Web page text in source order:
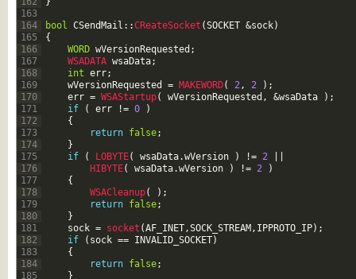
163
164
165
166
167
168
169
170
171
172
173
174
175
176
177
178
179
180
181
182
183
184
185
bool CSendMail ::CReateSocket (SOCKET &sock)
{
WORD wVersionRequested ;
WSADATA wsaData;
int err;
wVersionRequested
= MAKEWORD( 2 , 2 ) ;
err = WSAStartup( wVersionRequested , &wsaData ) ;
if
( err != 0
)
{
return false;
}
if
( LOBYTE( wsaData.wVersion ) != 2
HIBYTE( wsaData.wVersion ) != 2
)
{
WSACleanup( ) ;
return false;
}
sock = socket (AF_INET ,SOCK_STREAM , IPPROTO_IP) ;
if
( sock == INVALID_SOCKET)
{
return false;
}